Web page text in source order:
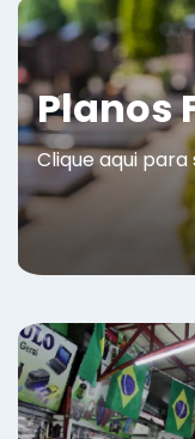
Planos
Clique aqui